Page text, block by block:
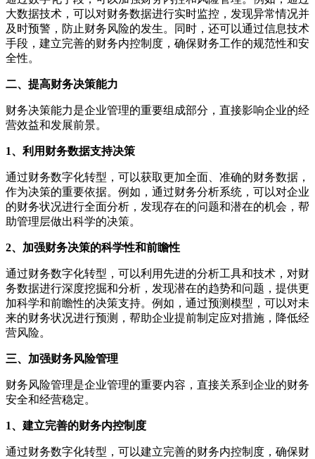
大数据技术，可以对财务数据进行实时监控，发现异常情况并
及时预警，防止财务风险的发生。同时，还可以通过信息技术
手段，建立完善的财务内控制度，确保财务工作的规范性和安
全性。
二、提高财务决策能力
财务决策能力是企业管理的重要组成部分，直接影响企业的经
营效益和发展前景。
1、利用财务数据支持决策
通过财务数字化转型，可以获取更加全面、准确的财务数据，
作为决策的重要依据。例如，通过财务分析系统，可以对企业
的财务状况进行全面分析，发现存在的问题和潜在的机会，帮
助管理层做出科学的决策。
2、加强财务决策的科学性和前瞻性
通过财务数字化转型，可以利用先进的分析工具和技术，对财
务数据进行深度挖掘和分析，发现潜在的趋势和问题，提供更
加科学和前瞻性的决策支持。例如，通过预测模型，可以对未
来的财务状况进行预测，帮助企业提前制定应对措施，降低经
营风险。
三、加强财务风险管理
财务风险管理是企业管理的重要内容，直接关系到企业的财务
安全和经营稳定。
1、建立完善的财务内控制度
通过财务数字化转型，可以建立完善的财务内控制度，确保财